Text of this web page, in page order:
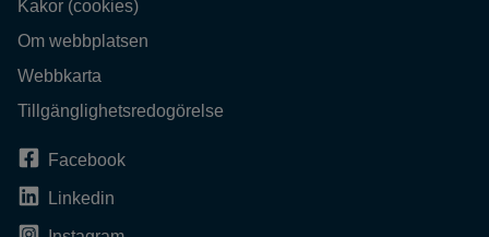
Kakor (cookies)
Om webbplatsen
Webbkarta
Tillgänglighetsredogörelse
Facebook
Linkedin